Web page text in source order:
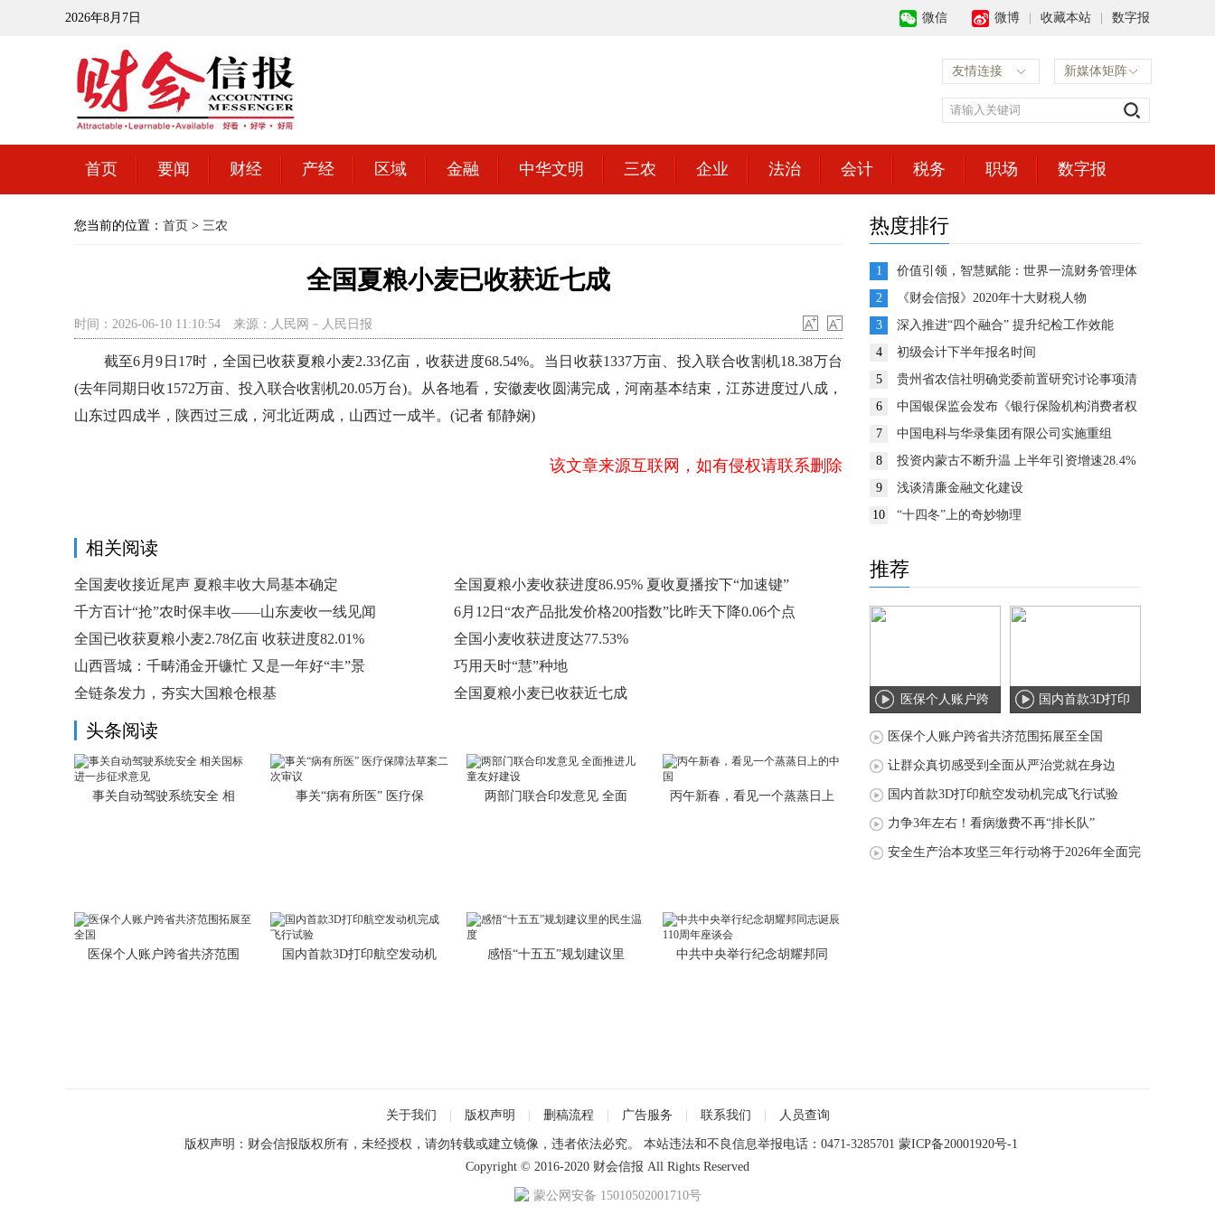
2026年8月7日 微信 微博 收藏本站 数字报
友情连接 新媒体矩阵
首页 要闻 财经 产经 区域 金融 中华文明 三农 企业 法治 会计 税务 职场 数字报
您当前的位置： 首页 > 三农
全国夏粮小麦已收获近七成
时间：2026-06-10 11:10:54 来源：人民网－人民日报
截至6月9日17时，全国已收获夏粮小麦2.33亿亩，收获进度68.54%。当日收获1337万亩、投入联合收割机18.38万台
(去年同期日收1572万亩、投入联合收割机20.05万台)。从各地看，安徽麦收圆满完成，河南基本结束，江苏进度过八成，
山东过四成半，陕西过三成，河北近两成，山西过一成半。(记者 郁静娴)
该文章来源互联网，如有侵权请联系删除
相关阅读
全国麦收接近尾声 夏粮丰收大局基本确定
全国夏粮小麦收获进度86.95% 夏收夏播按下“加速键”
千方百计“抢”农时保丰收——山东麦收一线见闻
6月12日“农产品批发价格200指数”比昨天下降0.06个点
全国已收获夏粮小麦2.78亿亩 收获进度82.01%
全国小麦收获进度达77.53%
山西晋城：千畴涌金开镰忙 又是一年好“丰”景
巧用天时“慧”种地
全链条发力，夯实大国粮仓根基
全国夏粮小麦已收获近七成
头条阅读
事关自动驾驶系统安全 相 事关“病有所医” 医疗保 两部门联合印发意见 全面 丙午新春，看见一个蒸蒸日上
医保个人账户跨省共济范围 国内首款3D打印航空发动机 感悟“十五五”规划建议里 中共中央举行纪念胡耀邦同
热度排行
1
价值引领，智慧赋能：世界一流财务管理体
系建设的思考与展望
2
《财会信报》2020年十大财税人物
3
深入推进“四个融合” 提升纪检工作效能
4
初级会计下半年报名时间
5
贵州省农信社明确党委前置研究讨论事项清
单推动企业决策高效运转
6
中国银保监会发布《银行保险机构消费者权
益保护监管评价办法》
7
中国电科与华录集团有限公司实施重组
8
投资内蒙古不断升温 上半年引资增速28.4%
9
浅谈清廉金融文化建设
10
“十四冬”上的奇妙物理
推荐
医保个人账户跨
省共济范围拓展
国内首款3D打印
航空发动机完成
医保个人账户跨省共济范围拓展至全国
让群众真切感受到全面从严治党就在身边
国内首款3D打印航空发动机完成飞行试验
力争3年左右！看病缴费不再“排长队”
安全生产治本攻坚三年行动将于2026年全面完
关于我们 版权声明 删稿流程 广告服务 联系我们 人员查询
版权声明：财会信报版权所有，未经授权，请勿转载或建立镜像，违者依法必究。 本站违法和不良信息举报电话：0471-3285701 蒙ICP备20001920号-1
Copyright © 2016-2020 财会信报 All Rights Reserved
蒙公网安备 15010502001710号